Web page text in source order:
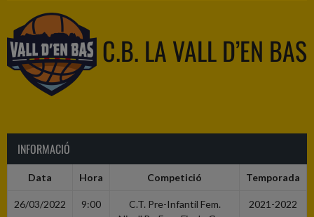
C.B. LA VALL D’EN BAS
INFORMACIÓ
Data Hora Competició Temporada
26/03/2022 9:00
C.T. Pre-Infantil Fem.
2021-2022